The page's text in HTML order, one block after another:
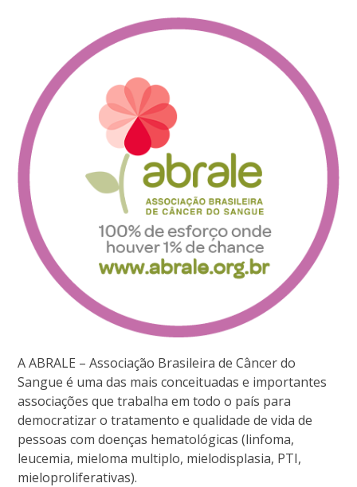
A ABRALE – Associação Brasileira de Câncer do
Sangue é uma das mais conceituadas e importantes
associações que trabalha em todo o país para
democratizar o tratamento e qualidade de vida de
pessoas com doenças hematológicas (linfoma,
leucemia, mieloma multiplo, mielodisplasia, PTI,
mieloproliferativas).